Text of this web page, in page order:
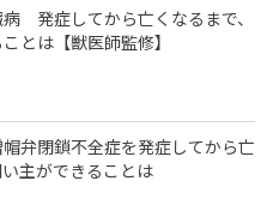
発症してから亡くなるまで、
とは【獣医師監修】
弁閉鎖不全症を発症してから亡
主ができることは